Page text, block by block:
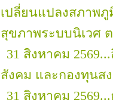
เปลี่ยนแปลงสภาพ
สุขภาพระบบนิเวศ
31 สิงหาคม
สังคม และกองทุนส
31 สิงหาคม